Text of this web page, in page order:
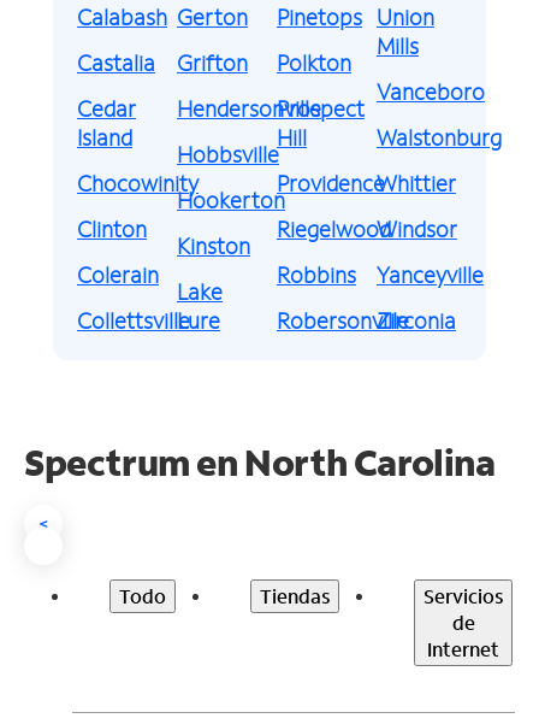
Calabash
Castalia
Cedar
Island
Chocowinity
Clinton
Colerain
Collettsville
Gerton
Grifton
Hendersonville
Hobbsville
Hookerton
Kinston
Lake
Lure
Pinetops
Polkton
Prospect
Hill
Providence
Riegelwood
Robbins
Robersonville
Union
Mills
Vanceboro
Walstonburg
Whittier
Windsor
Yanceyville
Zirconia
Spectrum en North Carolina
<
Todo Tiendas
Servicios
de
Internet